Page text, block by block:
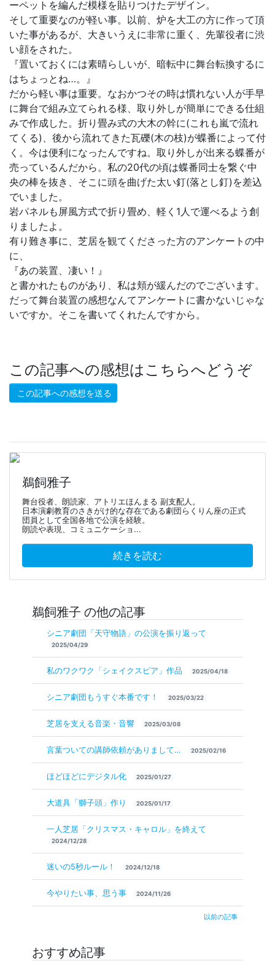
ーペットを編んだ模様を貼りつけたデザイン。
そして重要なのが軽い事。以前、炉を大工の方に作って頂
いた事があるが、大きいうえに非常に重く、先輩役者に渋
い顔をされた。
『置いておくには素晴らしいが、暗転中に舞台転換するに
はちょっとね…。』
だから軽い事は重要。なおかつその時は慣れない人が手早
に舞台で組み立てられる様、取り外しが簡単にできる仕組
みで作成した。折り畳み式の大木の幹に(これも嵐で流れ
てくる)、後から流れてきた瓦礫(木の枝)が蝶番によって付
く。今は便利になったんですね。取り外しが出来る蝶番が
売っているんだから。私の20代の頃は蝶番同士を繋ぐ中
央の棒を抜き、そこに頭を曲げた太い釘(落とし釘)を差込
でいました。
岩パネルも屏風方式で折り畳め、軽く1人で運べるよう創
りましたよ。
有り難き事に、芝居を観てくださった方のアンケートの中
に、
『あの装置、凄い！』
と書かれたものがあり、私は頬が緩んだのでございます。
だって舞台装置の感想なんてアンケートに書かないじゃな
いですか。そこを書いてくれたんですから。
この記事への感想はこちらへどうぞ
この記事への感想を送る
鵜飼雅子
舞台役者、朗読家、アトリエほんまる 副支配人。
日本演劇教育のさきがけ的な存在である劇団らくりん座の正式
団員として全国各地で公演を経験。
朗読や表現、コミュニケーショ...
続きを読む
鵜飼雅子 の他の記事
シニア劇団「天守物語」の公演を振り返って
2025/04/29
私のワクワク「シェイクスピア」作品 2025/04/18
シニア劇団もうすぐ本番です！ 2025/03/22
芝居を支える音楽・音響 2025/03/08
言葉ついての講師依頼がありまして… 2025/02/16
ほどほどにデジタル化 2025/01/27
大道具「獅子頭」作り 2025/01/17
一人芝居「クリスマス・キャロル」を終えて
2024/12/28
迷いの5秒ルール！ 2024/12/18
今やりたい事、思う事 2024/11/26
以前の記事
おすすめ記事